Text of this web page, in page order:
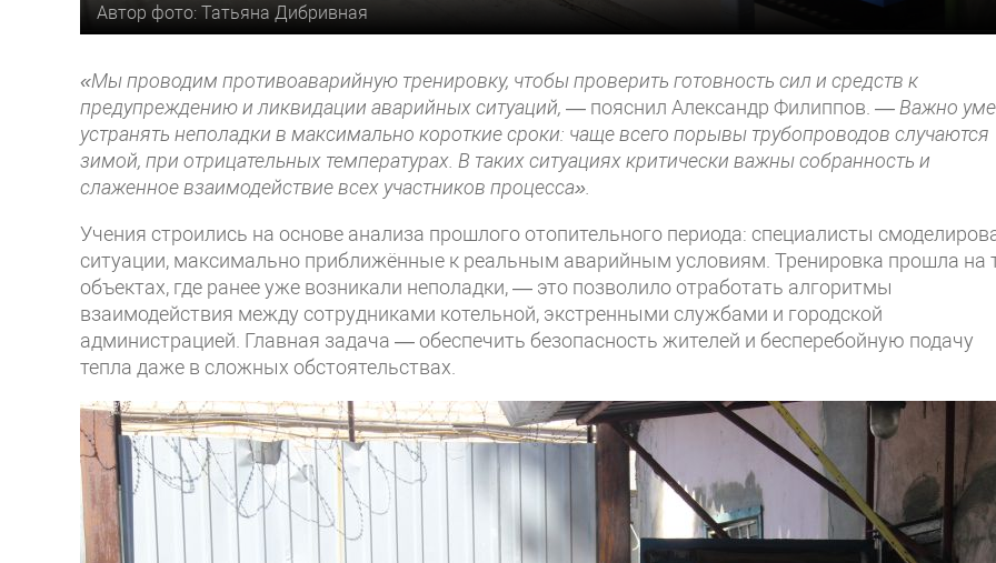
Автор фото: Татьяна Дибривная
«Мы проводим противоаварийную тренировку, чтобы проверить готовность сил и средств к
предупреждению и ликвидации аварийных ситуаций, — пояснил Александр Филиппов. — Важно
устранять неполадки в максимально короткие сроки: чаще всего порывы трубопроводов случаются
зимой, при отрицательных температурах. В таких ситуациях критически важны собранность и
слаженное взаимодействие всех участников процесса».
Учения строились на основе анализа прошлого отопительного периода: специалисты
ситуации, максимально приближённые к реальным аварийным условиям. Тренировка прошла на
объектах, где ранее уже возникали неполадки, — это позволило отработать алгоритмы
взаимодействия между сотрудниками котельной, экстренными службами и городской
администрацией. Главная задача — обеспечить безопасность жителей и бесперебойную подачу
тепла даже в сложных обстоятельствах.